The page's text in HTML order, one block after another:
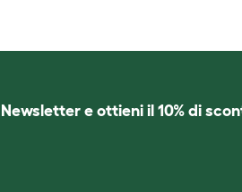
e ottieni il 10% di